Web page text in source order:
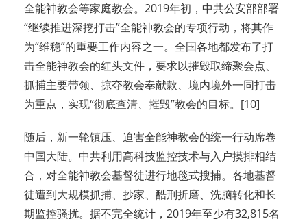
全能神教会等家庭教会。2019年初，中共公安部部署
“继续推进深挖打击”全能神教会的专项行动，将其作
为“维稳”的重要工作内容之一。全国各地都发布了打
击全能神教会的红头文件，要求以摧毁取缔聚会点、
抓捕主要带领、掠夺教会奉献款、境内境外一同打击
为重点，实现“彻底查清、摧毁”教会的目标。[10]
随后，新一轮镇压、迫害全能神教会的统一行动席卷
中国大陆。中共利用高科技监控技术与入户摸排相结
合，对全能神教会基督徒进行地毯式搜捕。各地基督
徒遭到大规模抓捕、抄家、酷刑折磨、洗脑转化和长
期监控骚扰。据不完全统计，2019年至少有32,815名